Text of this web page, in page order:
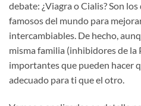
debate: ¿Viagra o Cialis? Son
famosos del mundo para
intercambiables. De hecho,
misma familia (inhibidores de la
importantes que pueden hacer
adecuado para ti que el otro.